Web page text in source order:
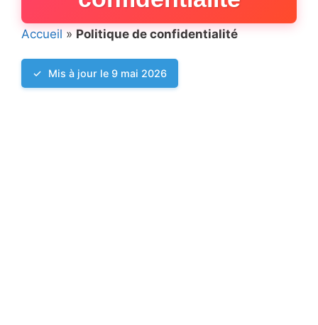
Accueil » Politique de confidentialité
Mis à jour le 9 mai 2026